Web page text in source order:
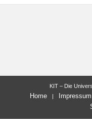
KIT – Die
Home Impressum